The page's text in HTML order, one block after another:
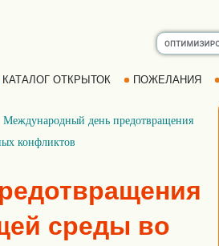
ОТКРЫТОК ПОЖЕЛАНИЯ
день предотвращения
конфликтов
среды во